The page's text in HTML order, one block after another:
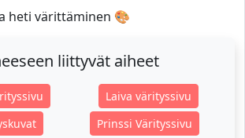
heti värittäminen 🎨
liittyvät aiheet
Laiva värityssivu
Prinssi Värityssivu